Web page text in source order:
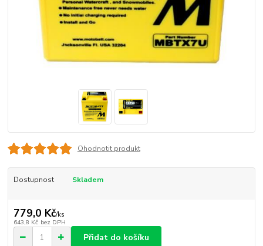
Ohodnotit produkt
Dostupnost Skladem
779,0 Kč/ks
643,8 Kč bez DPH
Přidat do košíku